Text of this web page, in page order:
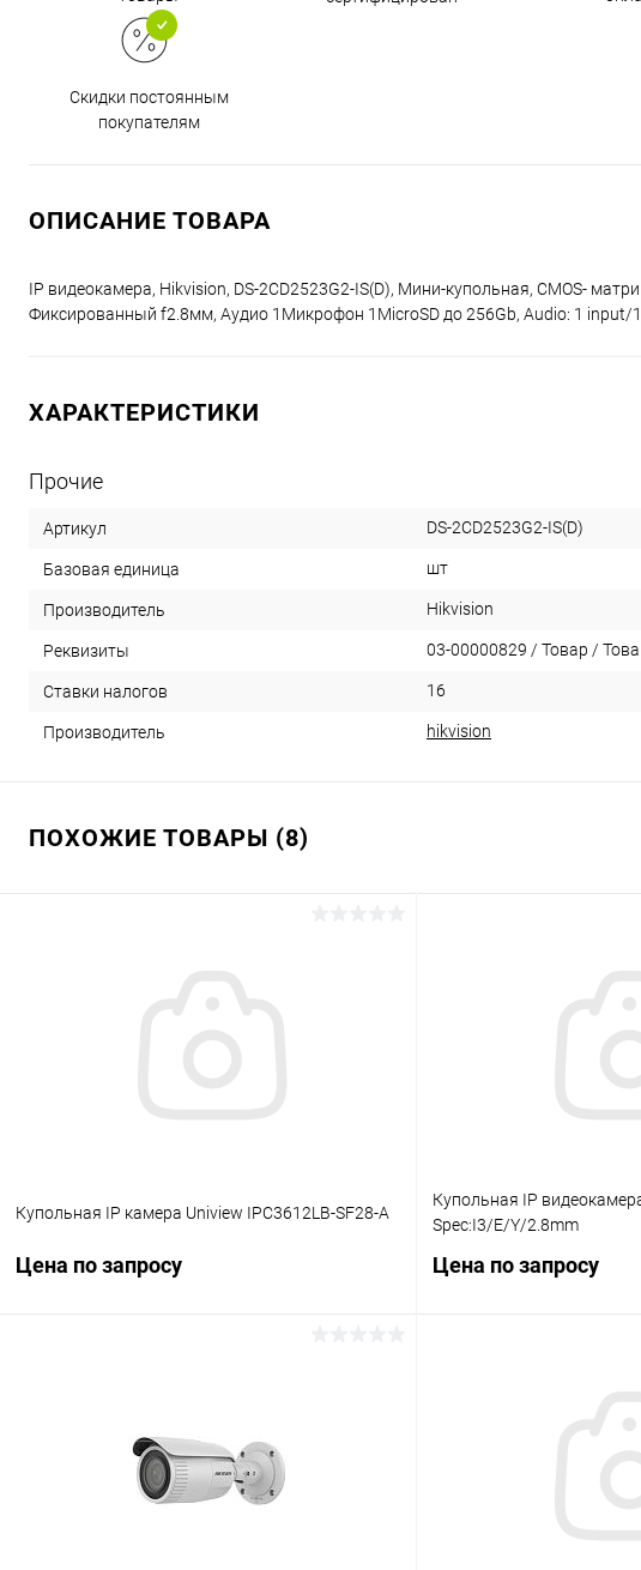
Скидки постоянным
покупателям
ОПИСАНИЕ ТОВАРА
IP видеокамера, Hikvision, DS-2CD2523G2-IS(D), Мини-купольная, CMOS-
Фиксированный f2.8мм, Аудио 1Микрофон 1MicroSD до 256Gb, Audio: 1 input/1
ХАРАКТЕРИСТИКИ
Прочие
Артикул DS-2CD2523G2-IS(D)
Базовая единица шт
Производитель Hikvision
Реквизиты 03-00000829 / Товар /
Ставки налогов 16
Производитель hikvision
ПОХОЖИЕ ТОВАРЫ (8)
Купольная IP камера Uniview IPC3612LB-SF28-A
Цена по запросу
В наличии
Купольная IP
Spec:I3/E/Y/2.8mm
Цена по запросу